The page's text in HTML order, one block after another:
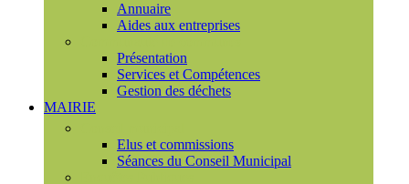
Annuaire
Aides aux entreprises
Présentation
Services et Compétences
Gestion des déchets
MAIRIE
Elus et commissions
Séances du Conseil Municipal